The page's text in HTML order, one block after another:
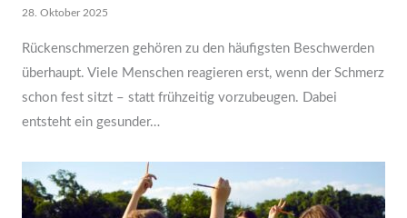
28. Oktober 2025
Rückenschmerzen gehören zu den häufigsten Beschwerden
überhaupt. Viele Menschen reagieren erst, wenn der Schmerz
schon fest sitzt – statt frühzeitig vorzubeugen. Dabei
entsteht ein gesunder…